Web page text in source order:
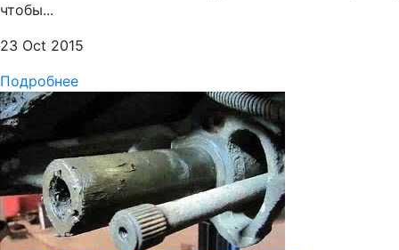
чтобы...
23 Oct 2015
Подробнее